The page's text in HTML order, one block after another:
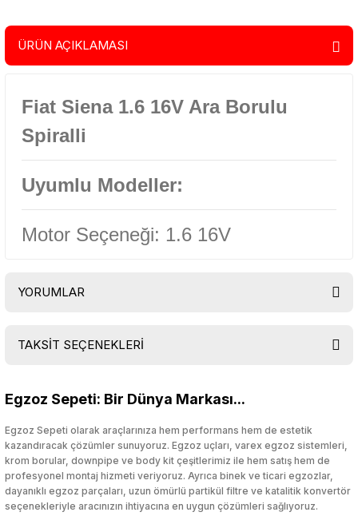
ÜRÜN AÇIKLAMASI
Fiat Siena 1.6 16V Ara Borulu
Spiralli
Uyumlu Modeller:
Motor Seçeneği: 1.6 16V
YORUMLAR
TAKSİT SEÇENEKLERİ
Egzoz Sepeti: Bir Dünya Markası...
Egzoz Sepeti olarak araçlarınıza hem performans hem de estetik
kazandıracak çözümler sunuyoruz. Egzoz uçları, varex egzoz sistemleri,
krom borular, downpipe ve body kit çeşitlerimiz ile hem satış hem de
profesyonel montaj hizmeti veriyoruz. Ayrıca binek ve ticari egzozlar,
dayanıklı egzoz parçaları, uzun ömürlü partikül filtre ve katalitik konvertör
seçenekleriyle aracınızın ihtiyacına en uygun çözümleri sağlıyoruz.